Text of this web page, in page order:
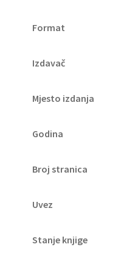
Format
Izdavač
Mjesto izdanja
Godina
Broj stranica
Uvez
Stanje knjige